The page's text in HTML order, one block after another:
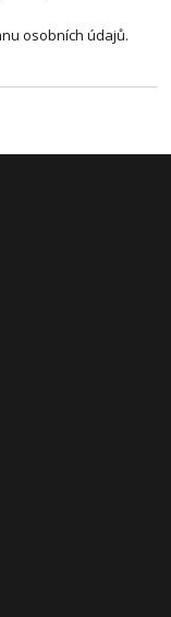
osobních údajů.